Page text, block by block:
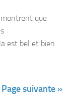
que
est bel et bien
Page suivante »